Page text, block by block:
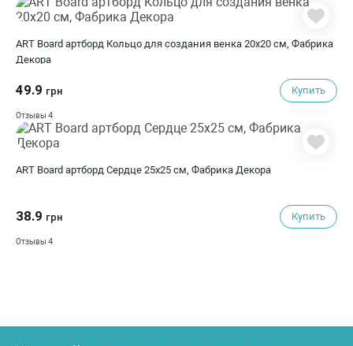
ART Board артборд Кольцо для создания венка 20х20 см, Фабрика
Декора
49.9 грн Купить
Отзывы 4
ART Board артборд Сердце 25х25 см, Фабрика Декора
38.9 грн Купить
Отзывы 4